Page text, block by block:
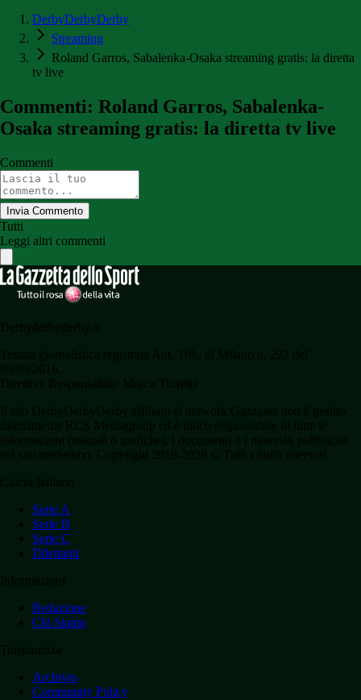
DerbyDerbyDerby
Streaming
Roland Garros, Sabalenka-Osaka streaming gratis: la diretta
tv live
Commenti: Roland Garros, Sabalenka-
Osaka streaming gratis: la diretta tv live
Commenti
Invia Commento
Tutti
Leggi altri commenti
Serie A
Serie B
Serie C
Dilettanti
Redazione
Chi Siamo
Archivio
Community Policy